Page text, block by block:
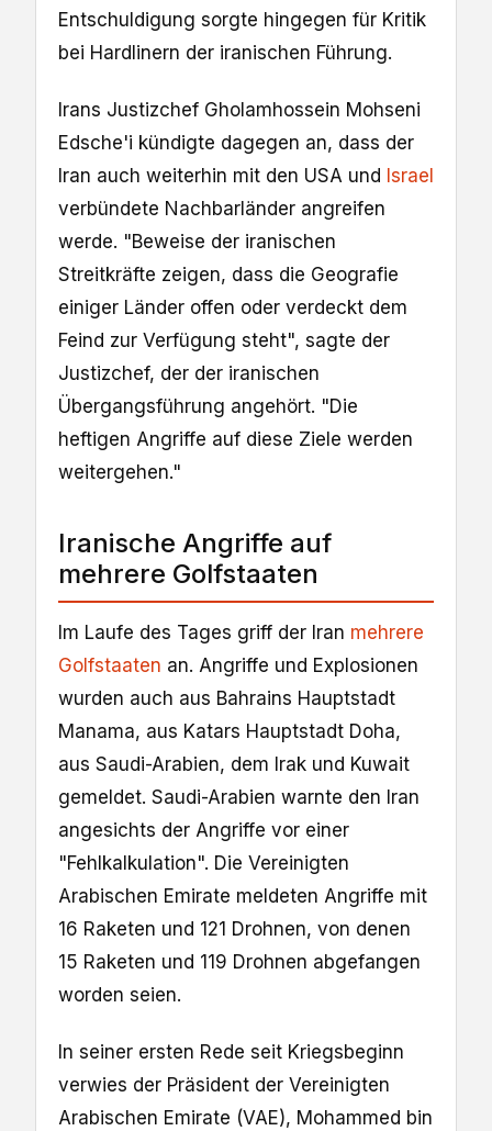
Entschuldigung sorgte hingegen für Kritik
bei Hardlinern der iranischen Führung.
Irans Justizchef Gholamhossein Mohseni
Edsche'i kündigte dagegen an, dass der
Iran auch weiterhin mit den USA und Israel
verbündete Nachbarländer angreifen
werde. "Beweise der iranischen
Streitkräfte zeigen, dass die Geografie
einiger Länder offen oder verdeckt dem
Feind zur Verfügung steht", sagte der
Justizchef, der der iranischen
Übergangsführung angehört. "Die
heftigen Angriffe auf diese Ziele werden
weitergehen."
Iranische Angriffe auf
mehrere Golfstaaten
Im Laufe des Tages griff der Iran mehrere
Golfstaaten an. Angriffe und Explosionen
wurden auch aus Bahrains Hauptstadt
Manama, aus Katars Hauptstadt Doha,
aus Saudi-Arabien, dem Irak und Kuwait
gemeldet. Saudi-Arabien warnte den Iran
angesichts der Angriffe vor einer
"Fehlkalkulation". Die Vereinigten
Arabischen Emirate meldeten Angriffe mit
16 Raketen und 121 Drohnen, von denen
15 Raketen und 119 Drohnen abgefangen
worden seien.
In seiner ersten Rede seit Kriegsbeginn
verwies der Präsident der Vereinigten
Arabischen Emirate (VAE), Mohammed bin